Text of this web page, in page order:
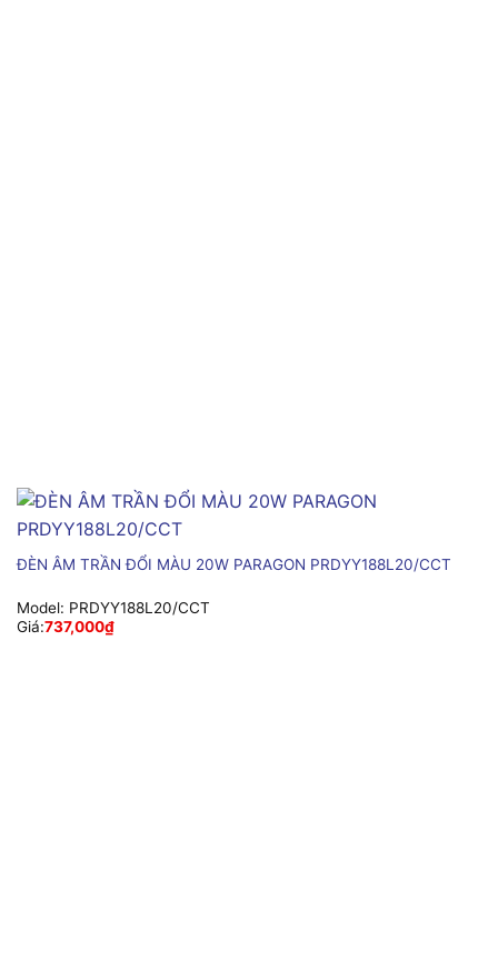
ĐÈN ÂM TRẦN ĐỔI MÀU 20W PARAGON PRDYY188L20/CCT
Model: PRDYY188L20/CCT
Giá:737,000₫